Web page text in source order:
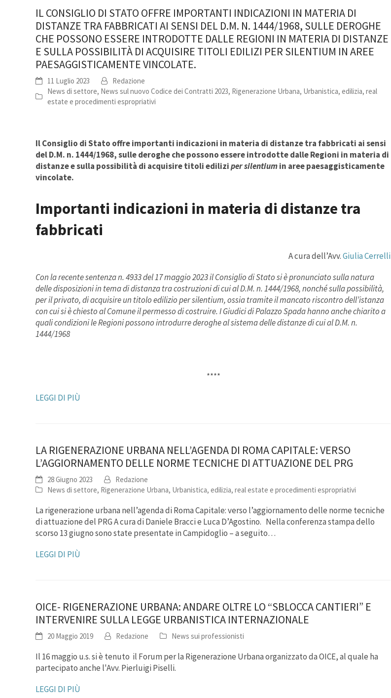
IL CONSIGLIO DI STATO OFFRE IMPORTANTI INDICAZIONI IN MATERIA DI
DISTANZE TRA FABBRICATI AI SENSI DEL D.M. N. 1444/1968, SULLE DEROGHE
CHE POSSONO ESSERE INTRODOTTE DALLE REGIONI IN MATERIA DI DISTANZE
E SULLA POSSIBILITÀ DI ACQUISIRE TITOLI EDILIZI PER SILENTIUM IN AREE
PAESAGGISTICAMENTE VINCOLATE.
11 Luglio 2023
Redazione
News di settore, News sul nuovo Codice dei Contratti 2023, Rigenerazione Urbana, Urbanistica, edilizia, real
estate e procedimenti espropriativi
Il Consiglio di Stato offre importanti indicazioni in materia di distanze tra fabbricati ai sensi
del D.M. n. 1444/1968, sulle deroghe che possono essere introdotte dalle Regioni in materia di
distanze e sulla possibilità di acquisire titoli ediliziper silentiumin aree paesaggisticamente
vincolate.
Importanti indicazioni in materia di distanze tra
fabbricati
A cura dell’Avv.Giulia Cerrelli
Con la recente sentenza n. 4933 del 17 maggio 2023 il Consiglio di Stato si è pronunciato sulla natura
delle disposizioni in tema di distanza tra costruzioni di cui al D.M. n. 1444/1968, nonché sulla possibilità,
per il privato, di acquisire un titolo edilizio per silentium, ossia tramite il mancato riscontro dell’istanza
con cui si è chiesto al Comune il permesso di costruire. I Giudici di Palazzo Spada hanno anche chiarito a
quali condizioni le Regioni possono introdurre deroghe al sistema delle distanze di cui al D.M. n.
1444/1968
****
LEGGI DI PIÙ
LA RIGENERAZIONE URBANA NELL’AGENDA DI ROMA CAPITALE: VERSO
L’AGGIORNAMENTO DELLE NORME TECNICHE DI ATTUAZIONE DEL PRG
28 Giugno 2023
Redazione
News di settore, Rigenerazione Urbana, Urbanistica, edilizia, real estate e procedimenti espropriativi
La rigenerazione urbana nell’agenda di Roma Capitale: verso l’aggiornamento delle norme tecniche
di attuazione del PRG A cura di Daniele Bracci e Luca D’Agostino. Nella conferenza stampa dello
scorso 13 giugno sono state presentate in Campidoglio – a seguito…
LEGGI DI PIÙ
OICE- RIGENERAZIONE URBANA: ANDARE OLTRE LO “SBLOCCA CANTIERI” E
INTERVENIRE SULLA LEGGE URBANISTICA INTERNAZIONALE
20 Maggio 2019 Redazione News sui professionisti
Il 16 maggio u.s. si è tenuto il Forum per la Rigenerazione Urbana organizzato da OICE, al quale ha
partecipato anche l'Avv. Pierluigi Piselli.
LEGGI DI PIÙ